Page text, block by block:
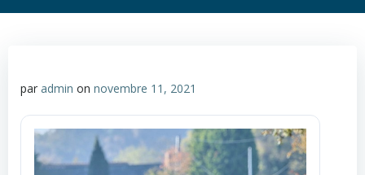
par admin on novembre 11, 2021